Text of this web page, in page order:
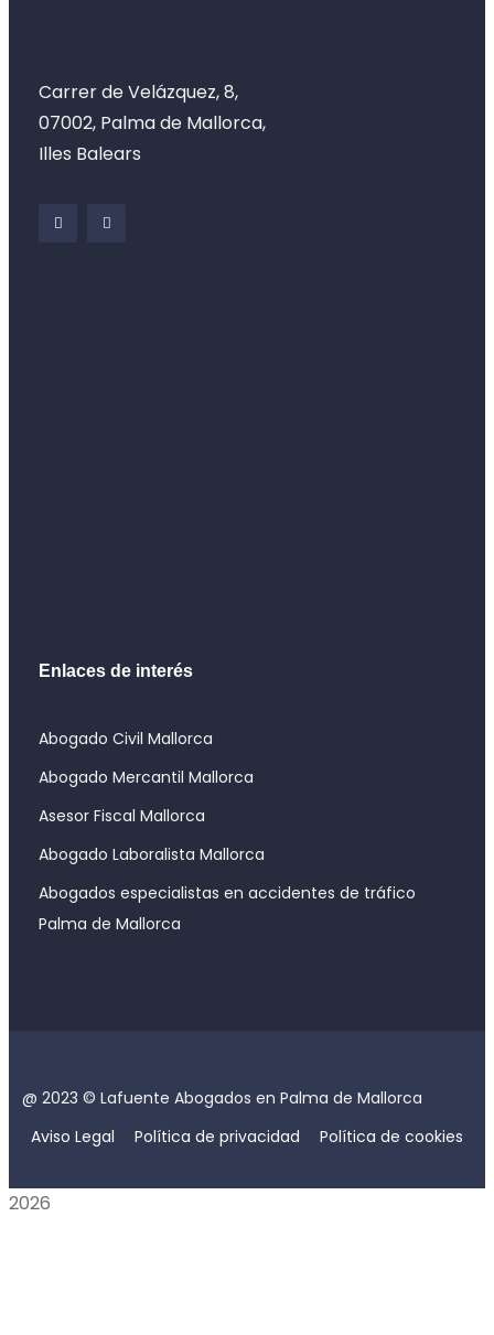
Carrer de Velázquez, 8,
07002, Palma de Mallorca,
Illes Balears
Enlaces de interés
Abogado Civil Mallorca
Abogado Mercantil Mallorca
Asesor Fiscal Mallorca
Abogado Laboralista Mallorca
Abogados especialistas en accidentes de tráfico
Palma de Mallorca
@ 2023 © Lafuente Abogados en Palma de Mallorca
Aviso Legal
Política de privacidad Política de cookies
2026